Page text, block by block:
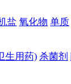
盐 氧化物 单质
生用药) 杀菌剂